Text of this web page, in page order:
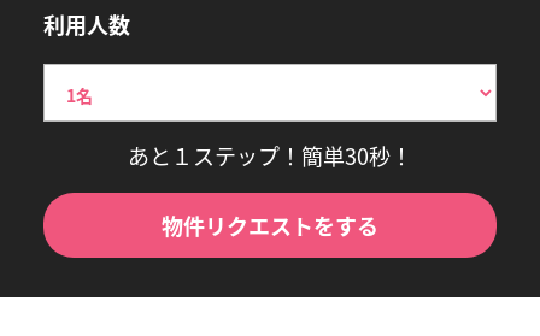
利用人数
あと１ステップ！簡単30秒！
物件リクエストをする